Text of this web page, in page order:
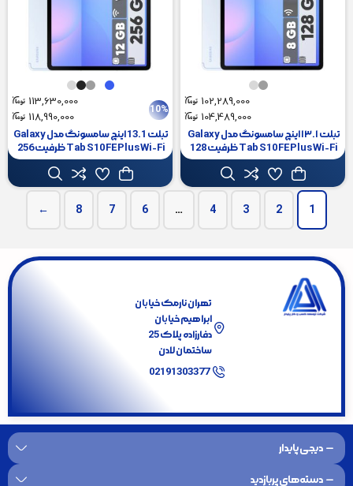
102,289,000
104,489,000
تبلت ۱۳.۱ اینچ سامسونگ مدل Galaxy
Tab S10 FE Plus Wi-Fi ظرفیت 128
گیگابایت و رم 8 گیگابایت
10%
113,630,000
118,990,000
تبلت 13.1 اینچ سامسونگ مدل Galaxy
Tab S10 FE Plus Wi-Fi ظرفیت 256
گیگابایت و رم 12 گیگابایت
1
2
3
4
…
6
7
8
←
تهران نارمک خیابان
ابراهیم خیابان
دفارزاده پلاک 25
ساختمان لادن
02191303377
دیجی پایدار
دسته‌های پربازدید